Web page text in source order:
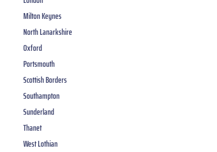
Milton Keynes
North Lanarkshire
Oxford
Portsmouth
Scottish Borders
Southampton
Sunderland
Thanet
West Lothian